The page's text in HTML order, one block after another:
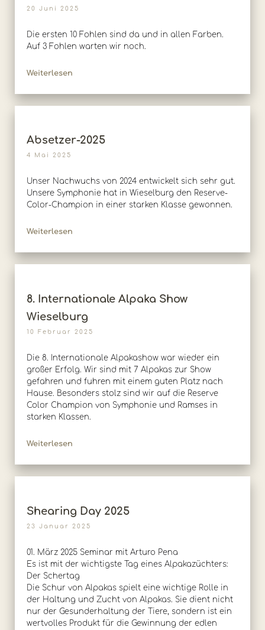
20 Juni 2025
Die ersten 10 Fohlen sind da und in allen Farben.
Auf 3 Fohlen warten wir noch.
Weiterlesen
Absetzer-2025
4 Mai 2025
Unser Nachwuchs von 2024 entwickelt sich sehr gut.
Unsere Symphonie hat in Wieselburg den Reserve-
Color-Champion in einer starken Klasse gewonnen.
Weiterlesen
8. Internationale Alpaka Show
Wieselburg
10 Februar 2025
Die 8. Internationale Alpakashow war wieder ein
großer Erfolg. Wir sind mit 7 Alpakas zur Show
gefahren und fuhren mit einem guten Platz nach
Hause. Besonders stolz sind wir auf die Reserve
Color Champion von Symphonie und Ramses in
starken Klassen.
Weiterlesen
Shearing Day 2025
23 Januar 2025
01. März 2025 Seminar mit Arturo Pena
Es ist mit der wichtigste Tag eines Alpakazüchters:
Der Schertag
Die Schur von Alpakas spielt eine wichtige Rolle in
der Haltung und Zucht von Alpakas. Sie dient nicht
nur der Gesunderhaltung der Tiere, sondern ist ein
wertvolles Produkt für die Gewinnung der edlen